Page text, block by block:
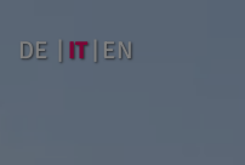
DE IT EN